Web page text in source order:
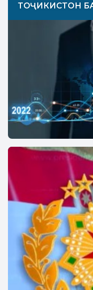
ТОҶИКИСТОН